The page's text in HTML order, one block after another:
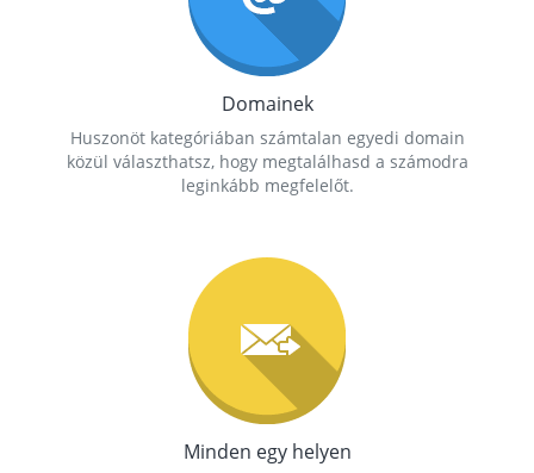
Domainek
Huszonöt kategóriában számtalan egyedi domain
közül választhatsz, hogy megtalálhasd a számodra
leginkább megfelelőt.
Minden egy helyen